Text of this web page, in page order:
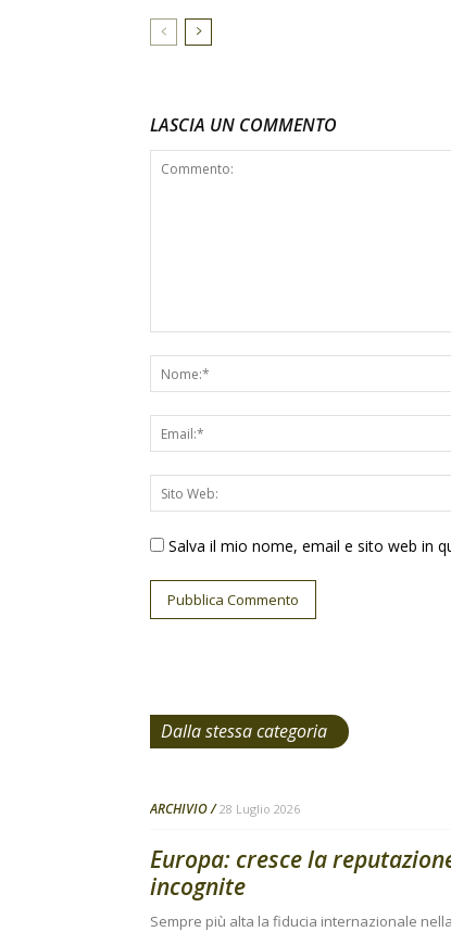
LASCIA UN COMMENTO
Salva il mio nome, email e sito web in
Dalla stessa categoria
ARCHIVIO 28 Luglio 2026
Europa: cresce la
incognite
Sempre più alta la fiducia internazionale